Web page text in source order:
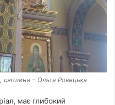
світлина – Ольга Ровецька
має глибокий